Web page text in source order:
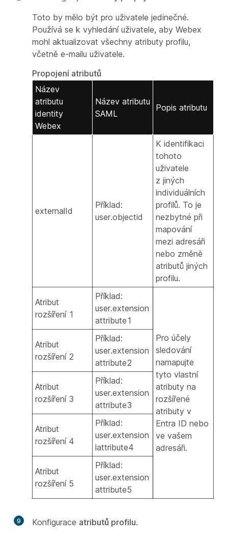
Toto by mělo být pro uživatele jedinečné.
Používá se k vyhledání uživatele, aby Webex
mohl aktualizovat všechny atributy profilu,
včetně e-mailu uživatele.
Propojení atributů
Název
atributu
identity
Webex
Název atributu
SAML
Popis atributu
externalId
Příklad:
user.objectid
K identifikaci
tohoto
uživatele
z jiných
individuálních
profilů. To je
nezbytné při
mapování
mezi adresáři
nebo změně
atributů jiných
profilu.
Atribut
rozšíření 1
Příklad:
user.extension
attribute1
Pro účely
sledování
namapujte
tyto vlastní
atributy na
rozšířené
atributy v
Entra ID nebo
ve vašem
adresáři.
Atribut
rozšíření 2
Příklad:
user.extension
attribute2
Atribut
rozšíření 3
Příklad:
user.extension
attribute3
Atribut
rozšíření 4
Příklad:
user.extension
lattribute4
Atribut
rozšíření 5
Příklad:
user.extension
attribute5
9 Konfigurace atributů profilu.